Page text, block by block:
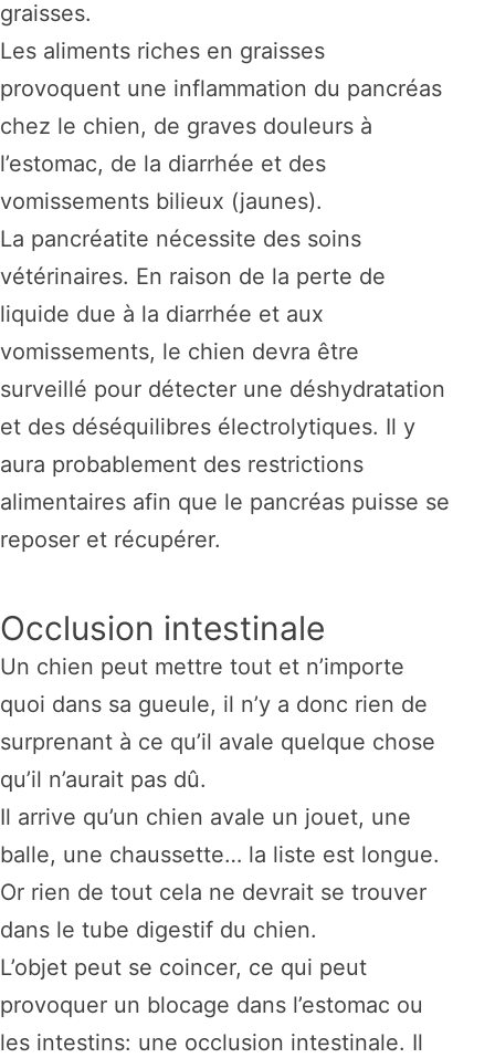
graisses.
Les aliments riches en graisses
provoquent une inflammation du pancréas
chez le chien, de graves douleurs à
l’estomac, de la diarrhée et des
vomissements bilieux (jaunes).
La pancréatite nécessite des soins
vétérinaires. En raison de la perte de
liquide due à la diarrhée et aux
vomissements, le chien devra être
surveillé pour détecter une déshydratation
et des déséquilibres électrolytiques. Il y
aura probablement des restrictions
alimentaires afin que le pancréas puisse se
reposer et récupérer.
Occlusion intestinale
Un chien peut mettre tout et n’importe
quoi dans sa gueule, il n’y a donc rien de
surprenant à ce qu’il avale quelque chose
qu’il n’aurait pas dû.
Il arrive qu’un chien avale un jouet, une
balle, une chaussette… la liste est longue.
Or rien de tout cela ne devrait se trouver
dans le tube digestif du chien.
L’objet peut se coincer, ce qui peut
provoquer un blocage dans l’estomac ou
les intestins: une occlusion intestinale. Il